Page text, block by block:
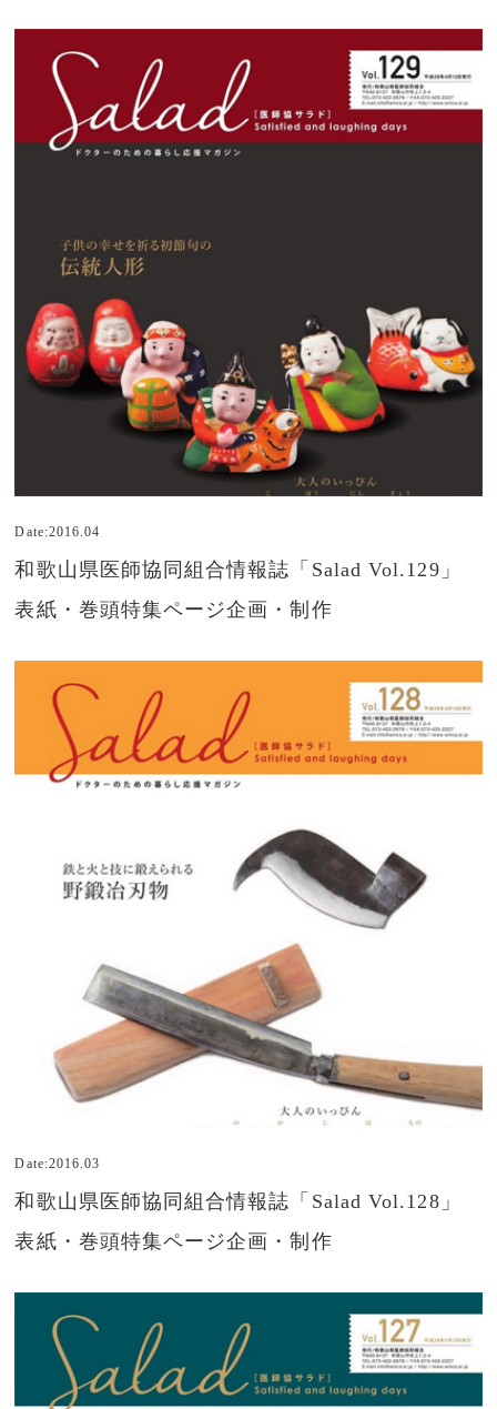
Date:2016.04
和歌山県医師協同組合情報誌「Salad Vol.129」
表紙・巻頭特集ページ企画・制作
Date:2016.03
和歌山県医師協同組合情報誌「Salad Vol.128」
表紙・巻頭特集ページ企画・制作